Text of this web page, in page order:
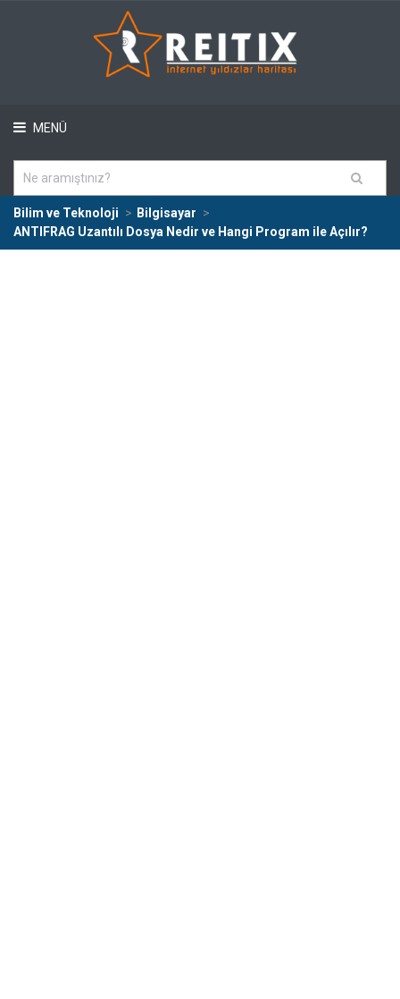
MENÜ
Bilim ve Teknoloji
Bilgisayar
ANTIFRAG Uzantılı Dosya Nedir ve Hangi Program ile Açılır?